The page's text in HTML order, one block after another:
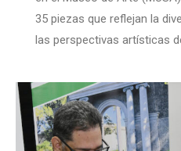
35 piezas que reflejan la
las perspectivas artísticas